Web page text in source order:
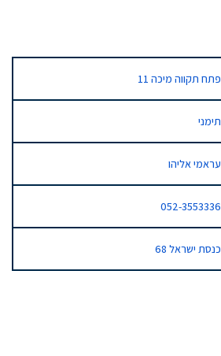
פתח תקווה מיכה 11
תימני
עראמי אליהו
052-3553336
כנסת ישראל 68